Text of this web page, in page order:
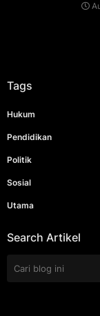
Tags
Hukum
Pendidikan
Politik
Sosial
Utama
Search Artikel